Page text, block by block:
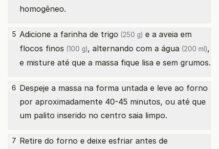
homogêneo.
5 Adicione a farinha de trigo (250 g) e a aveia em
flocos finos (100 g), alternando com a água (200 ml),
e misture até que a massa fique lisa e sem grumos.
6 Despeje a massa na forma untada e leve ao forno
por aproximadamente 40-45 minutos, ou até que
um palito inserido no centro saia limpo.
7 Retire do forno e deixe esfriar antes de